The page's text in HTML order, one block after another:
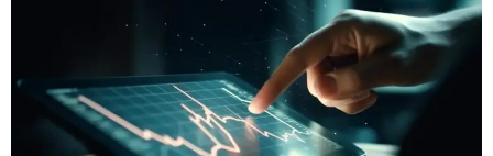
Democratização do malte: Proibida utiliza estratégia de custo-benefício para o lazer do brasileiro